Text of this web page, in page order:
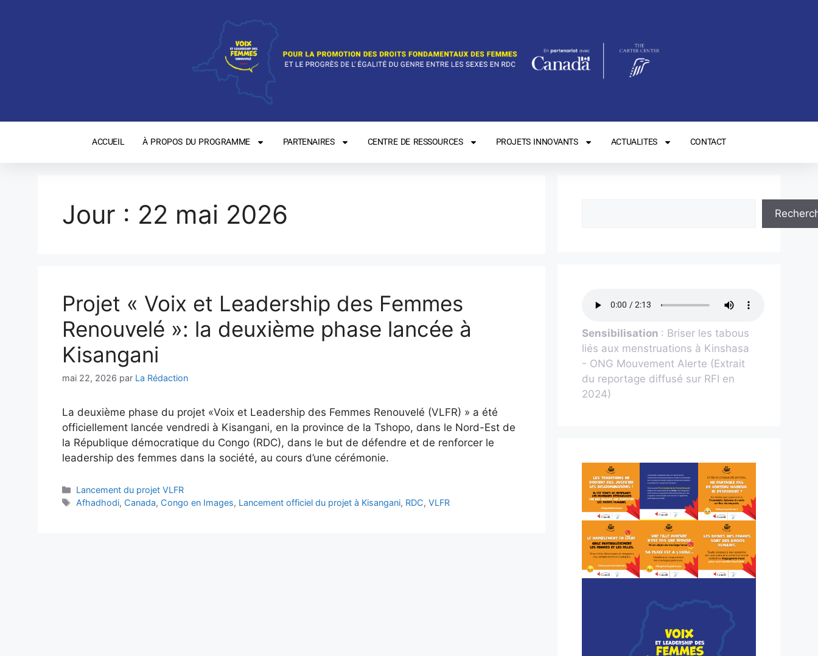
ACCUEIL À PROPOS DU PROGRAMME PARTENAIRES CENTRE DE RESSOURCES PROJETS INNOVANTS ACTUALITES CONTACT
Jour : 22 mai 2026
Projet « Voix et Leadership des Femmes
Renouvelé »: la deuxième phase lancée à
Kisangani
mai 22, 2026 par La Rédaction
La deuxième phase du projet «Voix et Leadership des Femmes Renouvelé (VLFR) » a été
officiellement lancée vendredi à Kisangani, en la province de la Tshopo, dans le Nord-Est de
la République démocratique du Congo (RDC), dans le but de défendre et de renforcer le
leadership des femmes dans la société, au cours d’une cérémonie.
Lancement du projet VLFR
Afhadhodi, Canada, Congo en Images, Lancement officiel du projet à Kisangani, RDC,VLFR
Sensibilisation : Briser les tabous
liés aux menstruations à Kinshasa
- ONG Mouvement Alerte (Extrait
du reportage diffusé sur RFI en
2024)